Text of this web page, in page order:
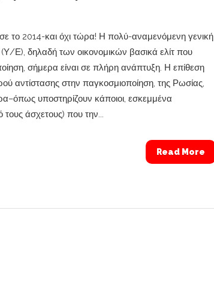
το 2014-και όχι τώρα! Η πολύ-αναμενόμενη γενική
(Υ/Ε), δηλαδή των οικονομικών βασικά ελίτ που
σήμερα είναι σε πλήρη ανάπτυξη. Η επίθεση
αντίστασης στην παγκοσμιοποίηση, της Ρωσίας,
υποστηρίζουν κάποιοι, εσκεμμένα
άσχετους) που την...
Read More